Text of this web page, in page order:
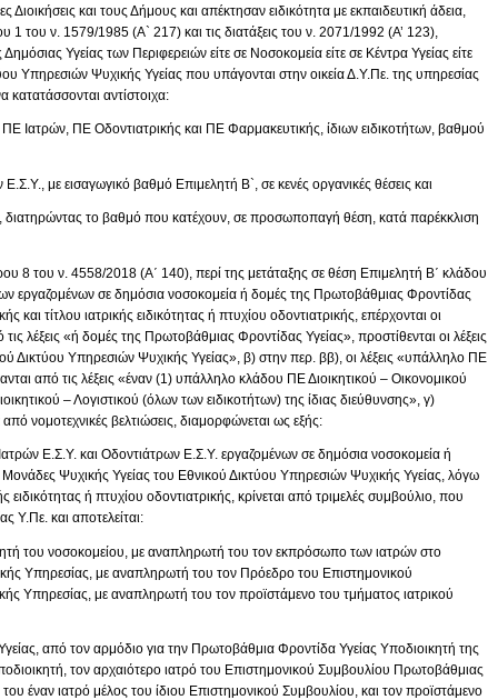
Διοικήσεις και τους Δήμους και απέκτησαν ειδικότητα με εκπαιδευτική άδεια,
του ν. 1579/1985 (Α` 217) και τις διατάξεις του ν. 2071/1992 (Α’ 123),
Υγείας των Περιφερειών είτε σε Νοσοκομεία είτε σε Κέντρα Υγείας είτε
Υπηρεσιών Ψυχικής Υγείας που υπάγονται στην οικεία Δ.Υ.Πε. της υπηρεσίας
αντίστοιχα:
Ιατρών, ΠΕ Οδοντιατρικής και ΠΕ Φαρμακευτικής, ίδιων ειδικοτήτων, βαθμού
με εισαγωγικό βαθμό Επιμελητή Β`, σε κενές οργανικές θέσεις και
διατηρώντας το βαθμό που κατέχουν, σε προσωποπαγή θέση, κατά παρέκκλιση
8 του ν. 4558/2018 (Α΄ 140), περί της μετάταξης σε θέση Επιμελητή Β΄ κλάδου
εργαζομένων σε δημόσια νοσοκομεία ή δομές της Πρωτοβάθμιας Φροντίδας
και τίτλου ιατρικής ειδικότητας ή πτυχίου οδοντιατρικής, επέρχονται οι
λέξεις «ή δομές της Πρωτοβάθμιας Φροντίδας Υγείας», προστίθενται οι λέξεις
Δικτύου Υπηρεσιών Ψυχικής Υγείας», β) στην περ. ββ), οι λέξεις «υπάλληλο ΠΕ
από τις λέξεις «έναν (1) υπάλληλο κλάδου ΠΕ Διοικητικού – Οικονομικού
– Λογιστικού (όλων των ειδικοτήτων) της ίδιας διεύθυνσης», γ)
νομοτεχνικές βελτιώσεις, διαμορφώνεται ως εξής:
Ε.Σ.Υ. και Οδοντιάτρων Ε.Σ.Υ. εργαζομένων σε δημόσια νοσοκομεία ή
Ψυχικής Υγείας του Εθνικού Δικτύου Υπηρεσιών Ψυχικής Υγείας, λόγω
ειδικότητας ή πτυχίου οδοντιατρικής, κρίνεται από τριμελές συμβούλιο, που
Υ.Πε. και αποτελείται:
του νοσοκομείου, με αναπληρωτή του τον εκπρόσωπο των ιατρών στο
Υπηρεσίας, με αναπληρωτή του τον Πρόεδρο του Επιστημονικού
Υπηρεσίας, με αναπληρωτή του τον προϊστάμενο του τμήματος ιατρικού
από τον αρμόδιο για την Πρωτοβάθμια Φροντίδα Υγείας Υποδιοικητή της
τον αρχαιότερο ιατρό του Επιστημονικού Συμβουλίου Πρωτοβάθμιας
έναν ιατρό μέλος του ίδιου Επιστημονικού Συμβουλίου, και τον προϊστάμενο